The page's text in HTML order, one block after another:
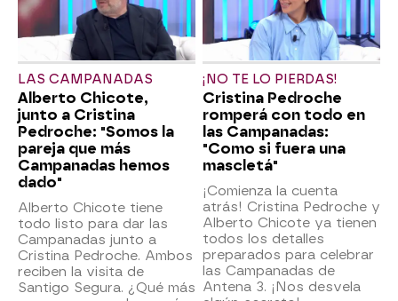
LAS CAMPANADAS
Alberto Chicote,
junto a Cristina
Pedroche: "Somos la
pareja que más
Campanadas hemos
dado"
Alberto Chicote tiene
todo listo para dar las
Campanadas junto a
Cristina Pedroche. Ambos
reciben la visita de
Santigo Segura. ¿Qué más
¡NO TE LO PIERDAS!
Cristina Pedroche
romperá con todo en
las Campanadas:
"Como si fuera una
mascletá"
¡Comienza la cuenta
atrás! Cristina Pedroche y
Alberto Chicote ya tienen
todos los detalles
preparados para celebrar
las Campanadas de
Antena 3. ¡Nos desvela